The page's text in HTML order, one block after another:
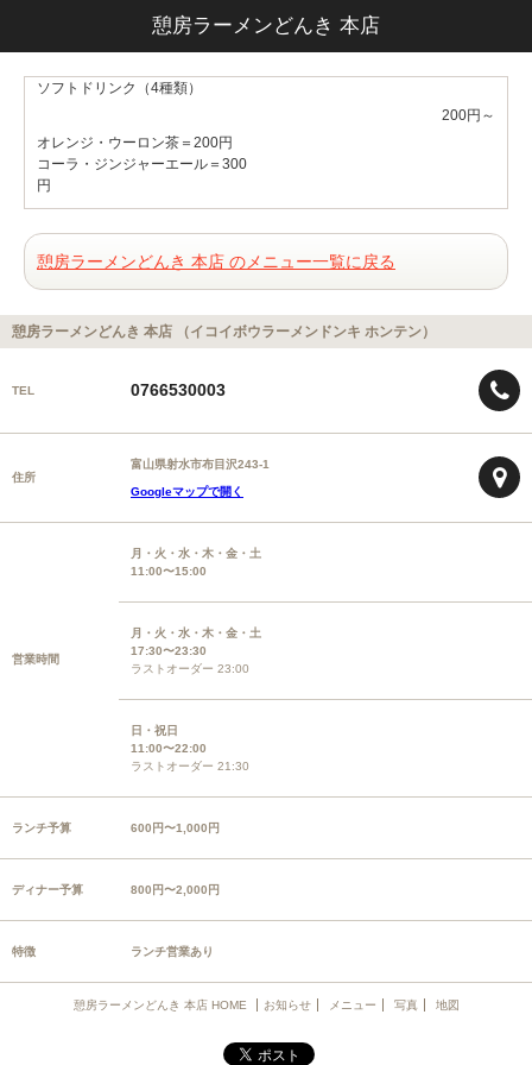
憩房ラーメンどんき 本店
ソフトドリンク（4種類）
200円～
オレンジ・ウーロン茶＝200円
コーラ・ジンジャーエール＝300
円
憩房ラーメンどんき 本店 のメニュー一覧に戻る
憩房ラーメンどんき 本店 （イコイボウラーメンドンキ ホンテン）
TEL 0766530003
住所
富山県射水市布目沢243-1
Googleマップで開く
営業時間
月・火・水・木・金・土
11:00〜15:00
月・火・水・木・金・土
17:30〜23:30
ラストオーダー 23:00
日・祝日
11:00〜22:00
ラストオーダー 21:30
ランチ予算 600円〜1,000円
ディナー予算 800円〜2,000円
特徴 ランチ営業あり
憩房ラーメンどんき 本店 HOME お知らせ メニュー 写真 地図